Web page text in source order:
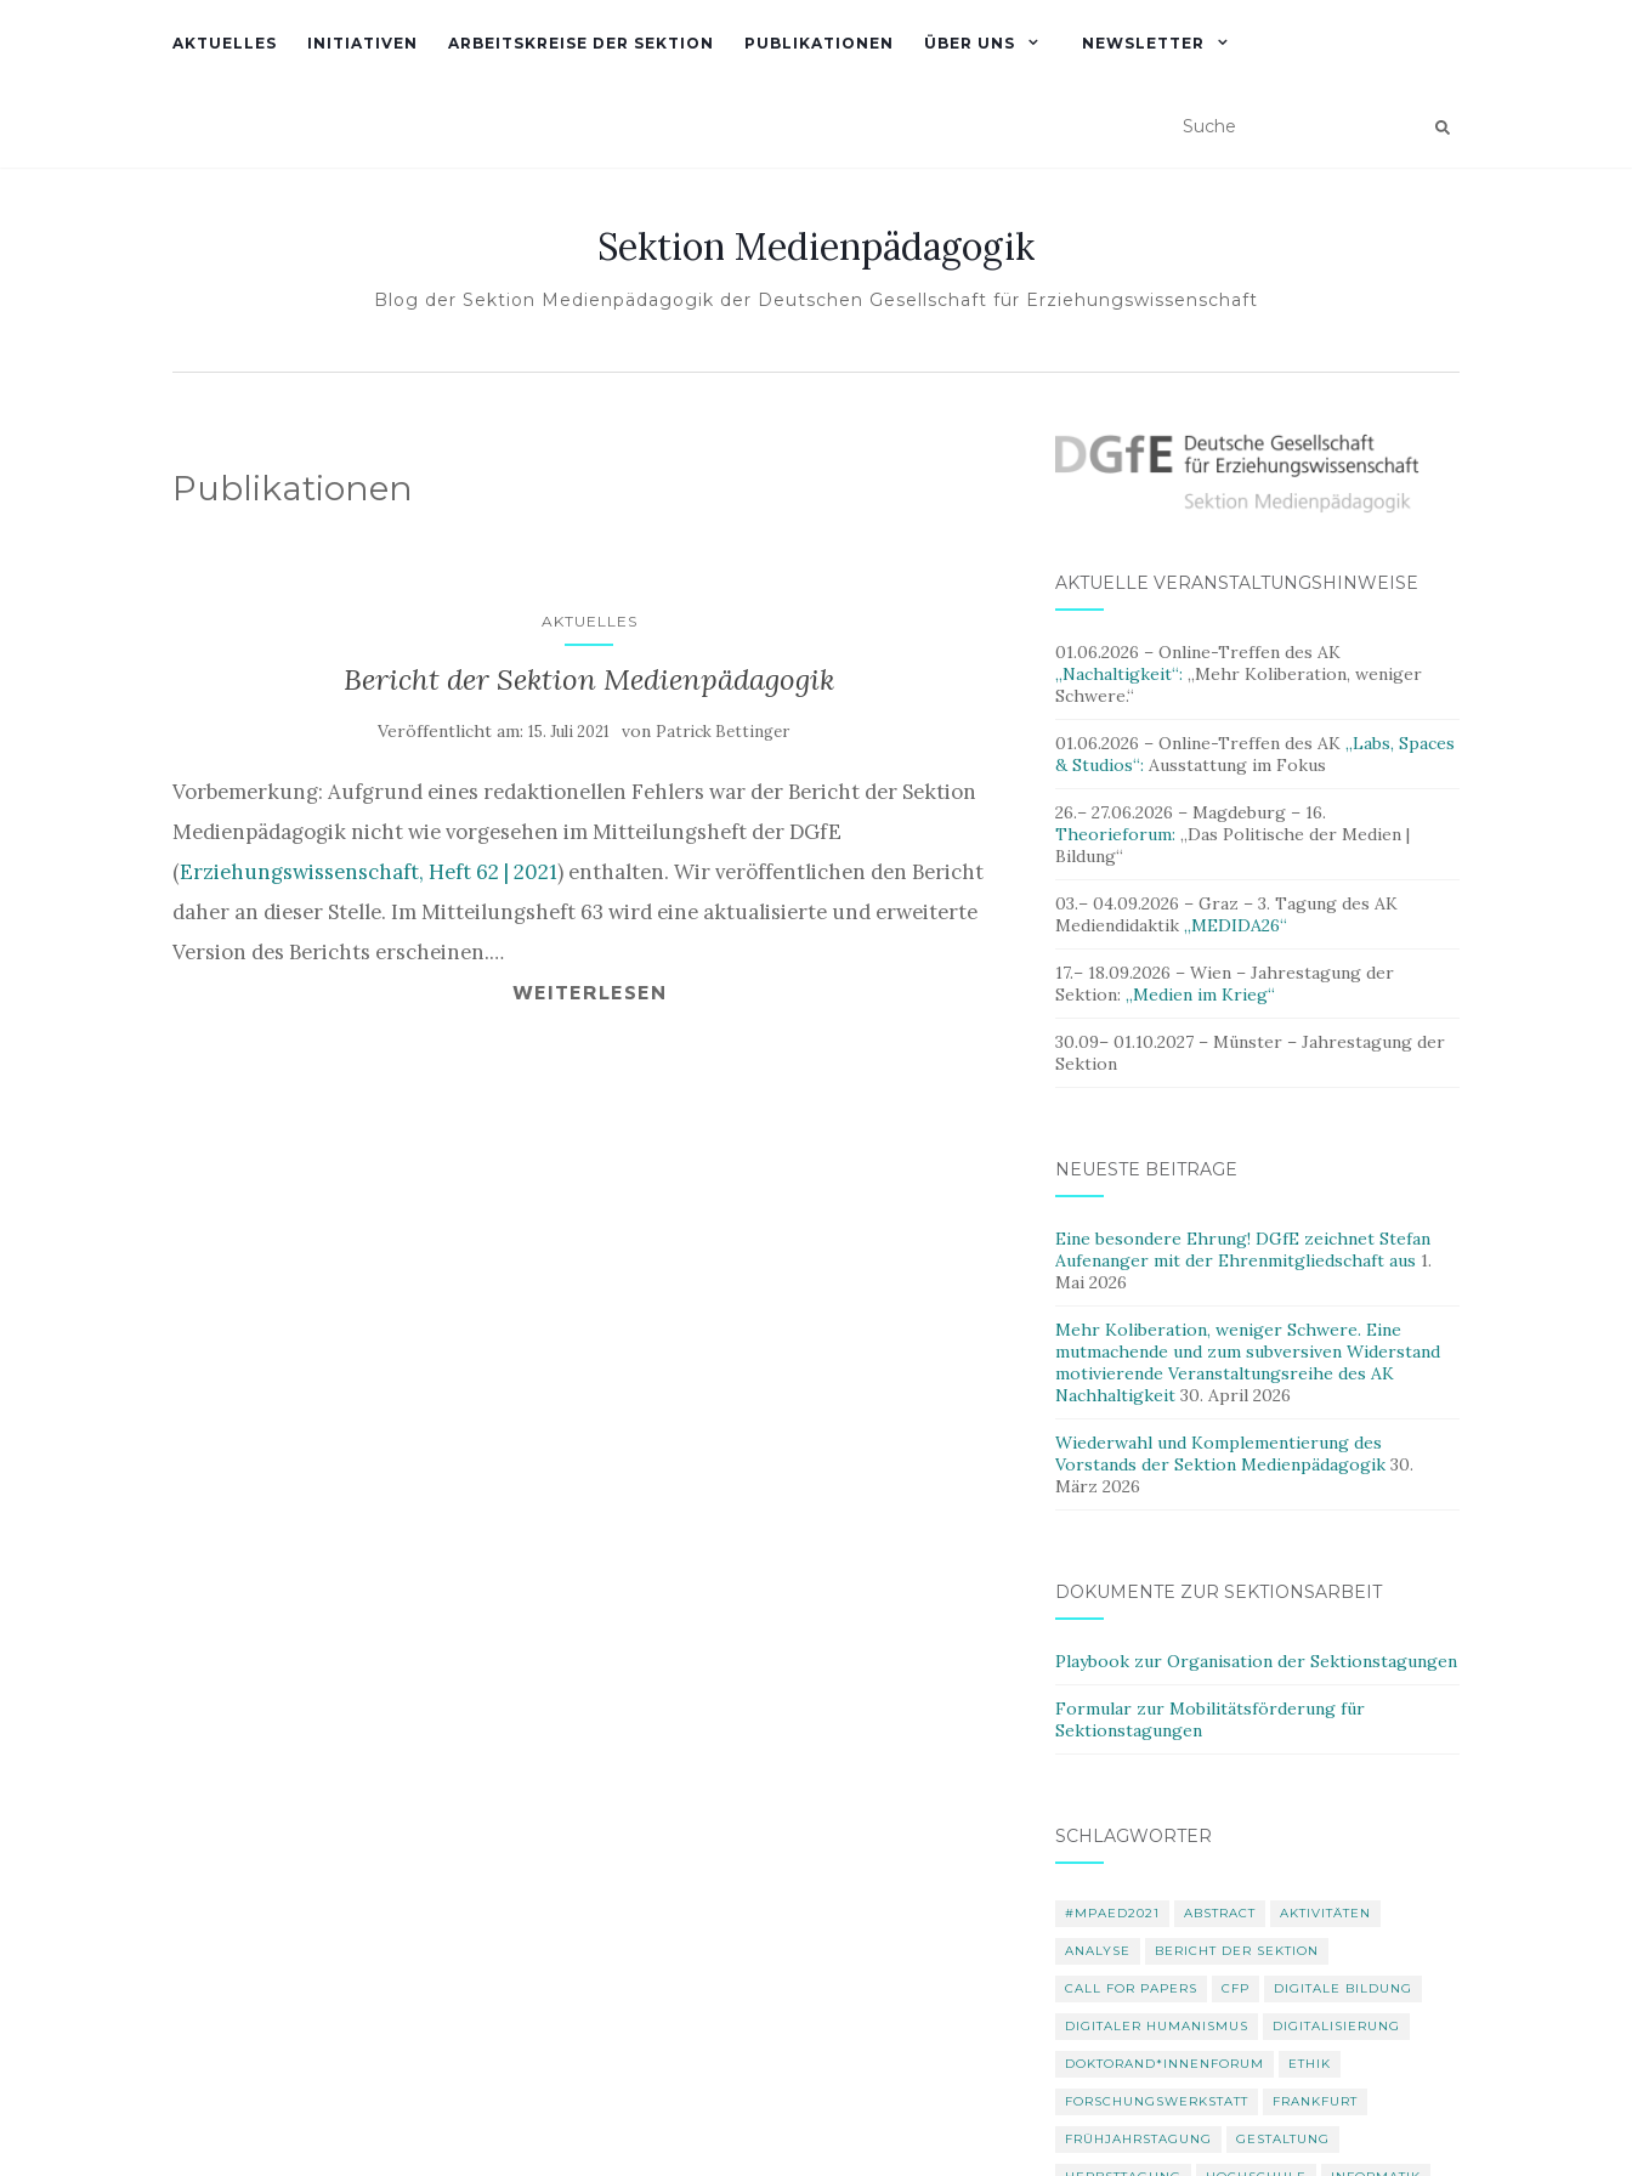
AKTUELLES INITIATIVEN ARBEITSKREISE DER SEKTION PUBLIKATIONEN ÜBER UNS NEWSLETTER
Sektion Medienpädagogik
Blog der Sektion Medienpädagogik der Deutschen Gesellschaft für Erziehungswissenschaft
Publikationen
AKTUELLES
Bericht der Sektion Medienpädagogik
Veröffentlicht am: 15. Juli 2021 von Patrick Bettinger
Vorbemerkung: Aufgrund eines redaktionellen Fehlers war der Bericht der Sektion
Medienpädagogik nicht wie vorgesehen im Mitteilungsheft der DGfE
(Erziehungswissenschaft, Heft 62 | 2021) enthalten. Wir veröffentlichen den Bericht
daher an dieser Stelle. Im Mitteilungsheft 63 wird eine aktualisierte und erweiterte
Version des Berichts erscheinen.…
WEITERLESEN
AKTUELLE VERANSTALTUNGSHINWEISE
01.06.2026 – Online-Treffen des AK
„Nachaltigkeit“: „Mehr Koliberation, weniger
Schwere.“
01.06.2026 – Online-Treffen des AK „Labs, Spaces
& Studios“: Ausstattung im Fokus
26.– 27.06.2026 – Magdeburg – 16.
Theorieforum: „Das Politische der Medien |
Bildung“
03.– 04.09.2026 – Graz – 3. Tagung des AK
Mediendidaktik „MEDIDA26“
17.– 18.09.2026 – Wien – Jahrestagung der
Sektion: „Medien im Krieg“
30.09– 01.10.2027 – Münster – Jahrestagung der
Sektion
NEUESTE BEITRÄGE
Eine besondere Ehrung! DGfE zeichnet Stefan
Aufenanger mit der Ehrenmitgliedschaft aus 1.
Mai 2026
Mehr Koliberation, weniger Schwere. Eine
mutmachende und zum subversiven Widerstand
motivierende Veranstaltungsreihe des AK
Nachhaltigkeit 30. April 2026
Wiederwahl und Komplementierung des
Vorstands der Sektion Medienpädagogik 30.
März 2026
DOKUMENTE ZUR SEKTIONSARBEIT
Playbook zur Organisation der Sektionstagungen
Formular zur Mobilitätsförderung für
Sektionstagungen
SCHLAGWÖRTER
#MPAED2021 ABSTRACT AKTIVITÄTEN
ANALYSE BERICHT DER SEKTION
CALL FOR PAPERS CFP DIGITALE BILDUNG
DIGITALER HUMANISMUS DIGITALISIERUNG
DOKTORAND*INNENFORUM ETHIK
FORSCHUNGSWERKSTATT FRANKFURT
FRÜHJAHRSTAGUNG GESTALTUNG